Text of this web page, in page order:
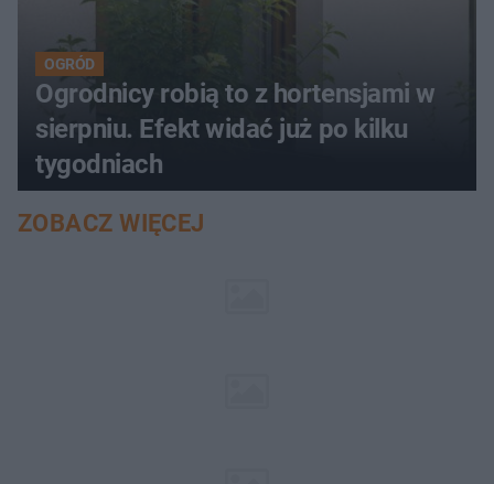
OGRÓD
Ogrodnicy robią to z hortensjami w
sierpniu. Efekt widać już po kilku
tygodniach
ZOBACZ WIĘCEJ